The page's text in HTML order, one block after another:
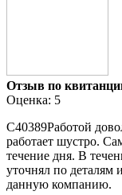
Отзыв по
Оценка: 5
C40389Работой
работает шустро.
течение дня. В
уточнял по
данную компанию.